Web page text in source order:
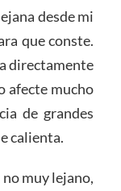
desde mi
que conste.
directamente
afecte mucho
de grandes
calienta.
muy lejano,